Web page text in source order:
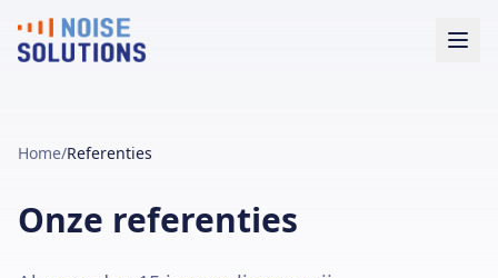
Home/Referenties
Onze referenties